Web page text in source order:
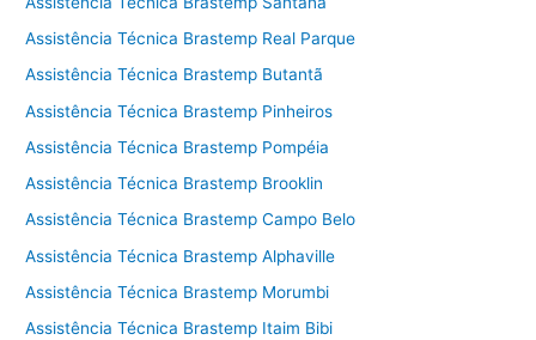
Assistência Técnica Brastemp Real Parque
Assistência Técnica Brastemp Butantã
Assistência Técnica Brastemp Pinheiros
Assistência Técnica Brastemp Pompéia
Assistência Técnica Brastemp Brooklin
Assistência Técnica Brastemp Campo Belo
Assistência Técnica Brastemp Alphaville
Assistência Técnica Brastemp Morumbi
Assistência Técnica Brastemp Itaim Bibi